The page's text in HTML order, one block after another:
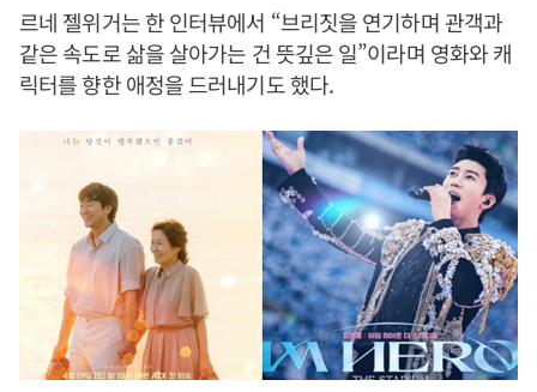
르네 젤위거는 한 인터뷰에서 “브리짓을 연기하며 관객과
같은 속도로 삶을 살아가는 건 뜻깊은 일”이라며 영화와 캐
릭터를 향한 애정을 드러내기도 했다.